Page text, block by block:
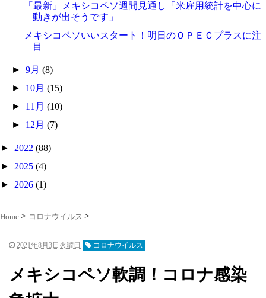
「最新」メキシコペソ週間見通し「米雇用統計を中心に
動きが出そうです」
メキシコペソいいスタート！明日のＯＰＥＣプラスに注
目
►9月(8)
► 10月(15)
► 11月(10)
► 12月(7)
► 2022 (88)
► 2025 (4)
► 2026 (1)
Home コロナウイルス
2021年8月3日火曜日 コロナウイルス
メキシコペソ軟調！コロナ感染